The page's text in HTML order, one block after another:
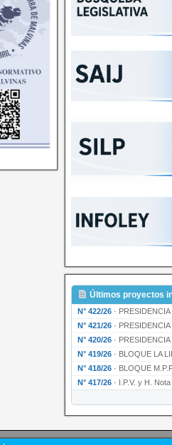
Últimos proyectos
N° 422/26 · PRESIDENCIA Resolución
N° 421/26 · PRESIDENCIA Resolución
N° 420/26 · PRESIDENCIA Resolución
N° 419/26 · BLOQUE LA LIBERTAD AVANZA
N° 418/26 · BLOQUE M.P.F. Proyecto de Ley
N° 417/26 · I.P.V. y H. Nota N° 1358/26